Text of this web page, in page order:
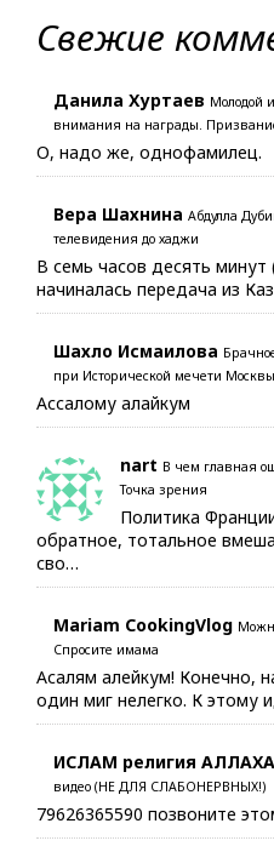
Свежие
Данила Хуртаев Молодой
внимания на награды.
О, надо же, однофамилец.
Вера Шахнина Абдулла
телевидения до хаджи
В семь часов десять
начиналась передача из
Шахло Исмаилова
при Исторической мечети Москвы
Ассалому алайкум
nart В чем главная
Точка зрения
Политика
обратное, тотальное
сво…
Mariam CookingVlog
Спросите имама
Асалям алейкум! Конечно,
один миг нелегко. К этому
ИСЛАМ религия АЛЛАХА
видео (НЕ ДЛЯ СЛАБОНЕРВНЫХ!)
79626365590 позвоните